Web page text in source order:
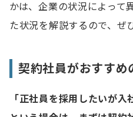
かは、企業の状況によって
た状況を解説するので、ぜ
契約社員がおすすめ
「正社員を採用したいが入